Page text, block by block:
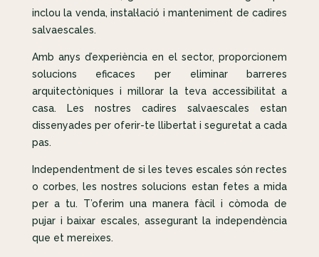
inclou la venda, instal·lació i manteniment de cadires
salvaescales.
Amb anys d’experiència en el sector, proporcionem
solucions eficaces per eliminar barreres
arquitectòniques i millorar la teva accessibilitat a
casa. Les nostres cadires salvaescales estan
dissenyades per oferir-te llibertat i seguretat a cada
pas.
Independentment de si les teves escales són rectes
o corbes, les nostres solucions estan fetes a mida
per a tu. T’oferim una manera fàcil i còmoda de
pujar i baixar escales, assegurant la independència
que et mereixes.